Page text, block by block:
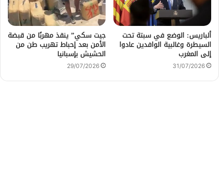
ألباريس: الوضع في سبتة تحت
السيطرة وغالبية الوافدين عادوا
إلى المغرب
31/07/2026
جيت سكي” ينقذ مهربًا من قبضة
الأمن بعد إحباط تهريب طن من
الحشيش بإسبانيا
29/07/2026